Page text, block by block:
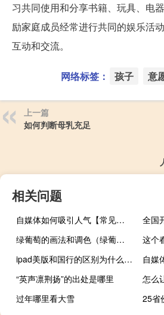
习共同使用和分享书籍、玩具、电
励家庭成员经常进行共同的娱乐活
互动和交流。
网络标签： 孩子 意
上一篇
如何判断母乳充足
相关问题
自媒体如何吸引人气【常见的策略和方法提高吸引力】
绿葡萄的画法和调色（绿葡萄）
这个
ipad美版和国行的区别为什么美版便宜
自媒
“英声凛荆扬”的出处是哪里
怎么
过年哪里看大雪